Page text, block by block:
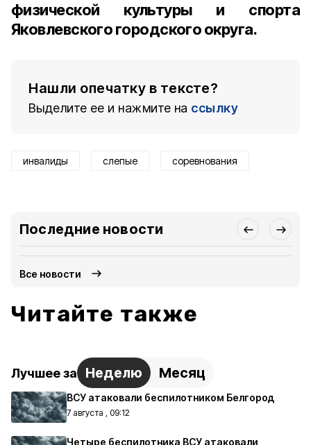
физической культуры и спорта
Яковлевского городского округа.
Нашли опечатку в тексте?
Выделите ее и нажмите на ссылку
инвалиды слепые соревнования
Последние новости
Все новости
Читайте также
Лучшее за Неделю Месяц
ВСУ атаковали беспилотником Белгород
7 августа , 09:12
Четыре беспилотника ВСУ атаковали